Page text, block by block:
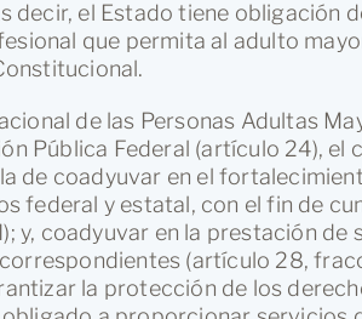
decir, el Estado tiene obligación
que permita al adulto
de las Personas Adultas
Pública Federal (artículo 24), el
de coadyuvar en el
federal y estatal, con el fin de
y, coadyuvar en la prestación de
(artículo 28,
la protección de los